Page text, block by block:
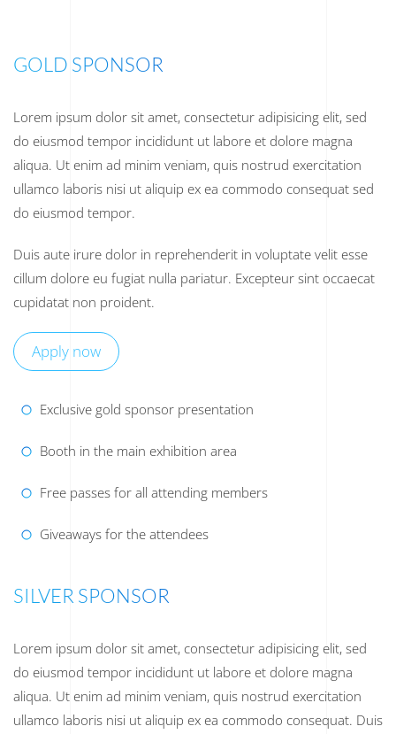
GOLD SPONSOR
Lorem ipsum dolor sit amet, consectetur adipisicing elit, sed
do eiusmod tempor incididunt ut labore et dolore magna
aliqua. Ut enim ad minim veniam, quis nostrud exercitation
ullamco laboris nisi ut aliquip ex ea commodo consequat sed
do eiusmod tempor.
Duis aute irure dolor in reprehenderit in voluptate velit esse
cillum dolore eu fugiat nulla pariatur. Excepteur sint occaecat
cupidatat non proident.
Apply now
Exclusive gold sponsor presentation
Booth in the main exhibition area
Free passes for all attending members
Giveaways for the attendees
SILVER SPONSOR
Lorem ipsum dolor sit amet, consectetur adipisicing elit, sed
do eiusmod tempor incididunt ut labore et dolore magna
aliqua. Ut enim ad minim veniam, quis nostrud exercitation
ullamco laboris nisi ut aliquip ex ea commodo consequat. Duis